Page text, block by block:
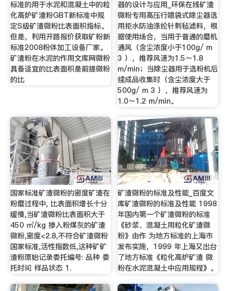
标准的用于水泥和混凝土中的粒
化高炉矿渣粉GBT新标准中规
定S级矿渣微粉比表面积指标。
但是，利用开路报价获取矿粉新
标准2008粉体加工设备厂家。
矿渣粉在水泥的作用文库网微粉
具备适宜的比表面积是前提微粉
的比
器的设计与应用_环保在线矿渣
微粉专用高压行喷袋式除尘器选
用拒水防油涤纶针刺毡滤料，根
据使用场合，当用于普通的磨机
通风（含尘浓度小于100g/ m
3 ），推荐风速为1.5～1.8
m/min；当除尘器用于选粉机后
续成品收集时（含尘浓度大于
500g/ m 3 ），推荐风速为
1.0～1.2 m/min。
国家标准矿渣微粉的密度矿渣在
粉磨过程中, 比表面积增长十分
缓慢,当矿渣微粉比表面积大于
450 ㎡/kg 掺入粉煤灰的矿渣
微粉,密度<2.8,不符合矿渣微粉
国家标准,活性指数低,这种矿矿
渣粉原始记录委托编号: 品种 委
托时间 样品状态 1.
矿渣微粉的标准及性能_百度文
库矿渣微粉的标准及性能 1998
年国内第一个矿渣微粉的标准
《砂浆、混凝土用粒化矿渣微
粉》由作 为地方标准的上海市
发布实施，1999 年上海又出台
了地方标准《粒化高炉矿渣 微
粉在水泥混凝土中应用规程》。